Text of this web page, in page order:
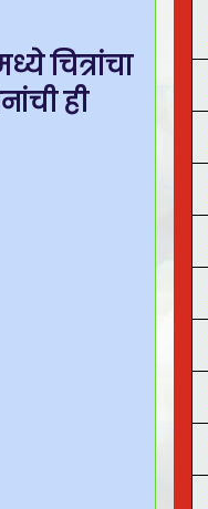
चित्रांचा
ही